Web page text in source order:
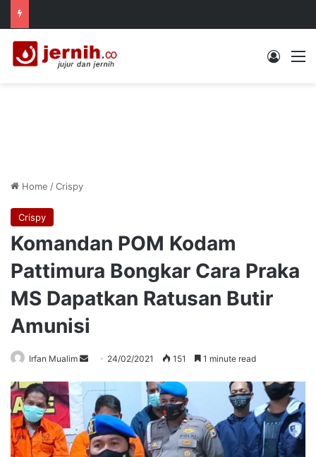
Log In
Home /Crispy
Crispy
Komandan POM Kodam
Pattimura Bongkar Cara Praka
MS Dapatkan Ratusan Butir
Amunisi
Irfan Mualim
Send
email
24/02/2021 151 1 minute read